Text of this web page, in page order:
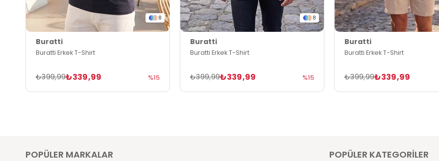
8
Buratti
Buratti Erkek T-Shirt
₺339,99
₺399,99 %15
8
Buratti
Buratti Erkek T-Shirt
₺339,99
₺399,99 %15
Buratti
Buratti Erkek T-Shirt
₺339,99
₺399,99
POPÜLER MARKALAR POPÜLER KATEGORİLER